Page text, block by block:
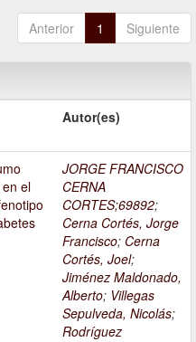
Anterior 1 Siguiente
Autor(es)
el
JORGE FRANCISCO
CERNA
CORTES;69892;
Cerna Cortés, Jorge
Francisco; Cerna
Cortés, Joel;
Jiménez Maldonado,
Alberto; Villegas
Sepulveda, Nicolás;
Rodríguez